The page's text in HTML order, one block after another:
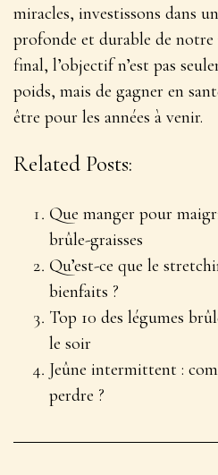
miracles, investissons dans
profonde et durable de notre
final, l’objectif n’est pas
poids, mais de gagner en
être pour les années à venir.
Related Posts:
Que manger pour
brûle-graisses
Qu’est-ce que le
bienfaits ?
Top 10 des légumes
le soir
Jeûne intermittent :
perdre ?